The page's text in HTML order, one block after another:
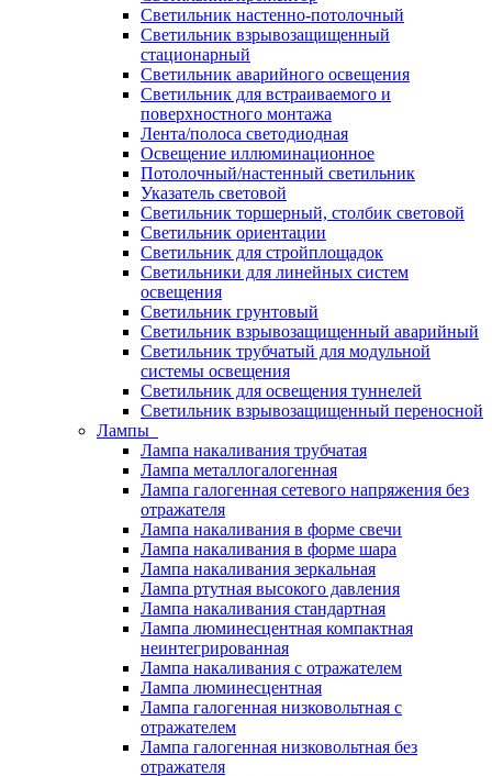
Светильник настенно-потолочный
Светильник взрывозащищенный
стационарный
Светильник аварийного освещения
Светильник для встраиваемого и
поверхностного монтажа
Лента/полоса светодиодная
Освещение иллюминационное
Потолочный/настенный светильник
Указатель световой
Светильник торшерный, столбик световой
Светильник ориентации
Светильник для стройплощадок
Светильники для линейных систем
освещения
Светильник грунтовый
Светильник взрывозащищенный аварийный
Светильник трубчатый для модульной
системы освещения
Светильник для освещения туннелей
Светильник взрывозащищенный переносной
Лампы
Лампа накаливания трубчатая
Лампа металлогалогенная
Лампа галогенная сетевого напряжения без
отражателя
Лампа накаливания в форме свечи
Лампа накаливания в форме шара
Лампа накаливания зеркальная
Лампа ртутная высокого давления
Лампа накаливания стандартная
Лампа люминесцентная компактная
неинтегрированная
Лампа накаливания с отражателем
Лампа люминесцентная
Лампа галогенная низковольтная с
отражателем
Лампа галогенная низковольтная без
отражателя